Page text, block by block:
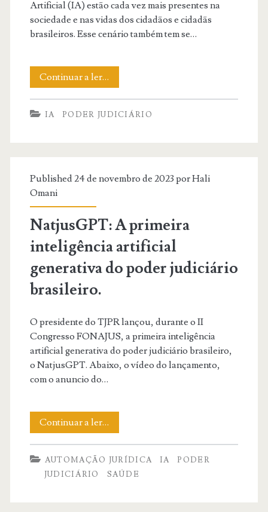
sobre
inteligência
generativa
no
Direito.
Artificial (IA) estão cada vez mais presentes na
sociedade e nas vidas dos cidadãos e cidadãs
brasileiros. Esse cenário também tem se…
Continuar a ler…
sobre
o
IA
Judiciário.
IA PODER JUDICIÁRIO
Published 24 de novembro de 2023 porHali
Omani
NatjusGPT: A primeira
inteligência artificial
generativa do poder judiciário
brasileiro.
O presidente do TJPR lançou, durante o II
Congresso FONAJUS, a primeira inteligência
artificial generativa do poder judiciário brasileiro,
o NatjusGPT. Abaixo, o vídeo do lançamento,
com o anuncio do…
Continuar a ler…
A
primeira
AUTOMAÇÃO JURÍDICA IA
PODER
JUDICIÁRIO
SAÚDE